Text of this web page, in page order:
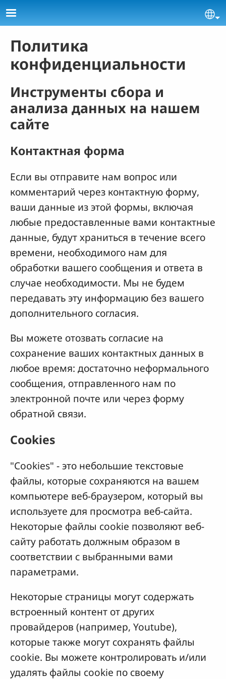
Skip to main content
Политика
конфиденциальности
Инструменты сбора и
анализа данных на нашем
сайте
Контактная форма
Если вы отправите нам вопрос или
комментарий через контактную форму,
ваши данные из этой формы, включая
любые предоставленные вами контактные
данные, будут храниться в течение всего
времени, необходимого нам для
обработки вашего сообщения и ответа в
случае необходимости. Мы не будем
передавать эту информацию без вашего
дополнительного согласия.
Вы можете отозвать согласие на
сохранение ваших контактных данных в
любое время: достаточно неформального
сообщения, отправленного нам по
электронной почте или через форму
обратной связи.
Cookies
"Cookies" - это небольшие текстовые
файлы, которые сохраняются на вашем
компьютере веб-браузером, который вы
используете для просмотра веб-сайта.
Некоторые файлы cookie позволяют веб-
сайту работать должным образом в
соответствии с выбранными вами
параметрами.
Некоторые страницы могут содержать
встроенный контент от других
провайдеров (например, Youtube),
которые также могут сохранять файлы
cookie. Вы можете контролировать и/или
удалять файлы cookie по своему